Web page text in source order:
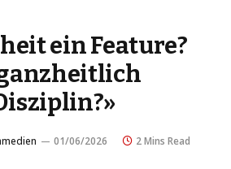
ein Feature?
01/06/2026 2 Mins Read